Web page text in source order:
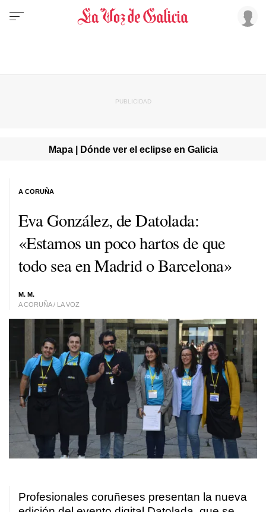
Mapa | Dónde ver el eclipse en Galicia
Eva González, de Datolada:
«Estamos un poco hartos de que
todo sea en Madrid o Barcelona»
M. M.
A CORUÑA / LA VOZ
A CORUÑA
Profesionales coruñeses presentan la nueva